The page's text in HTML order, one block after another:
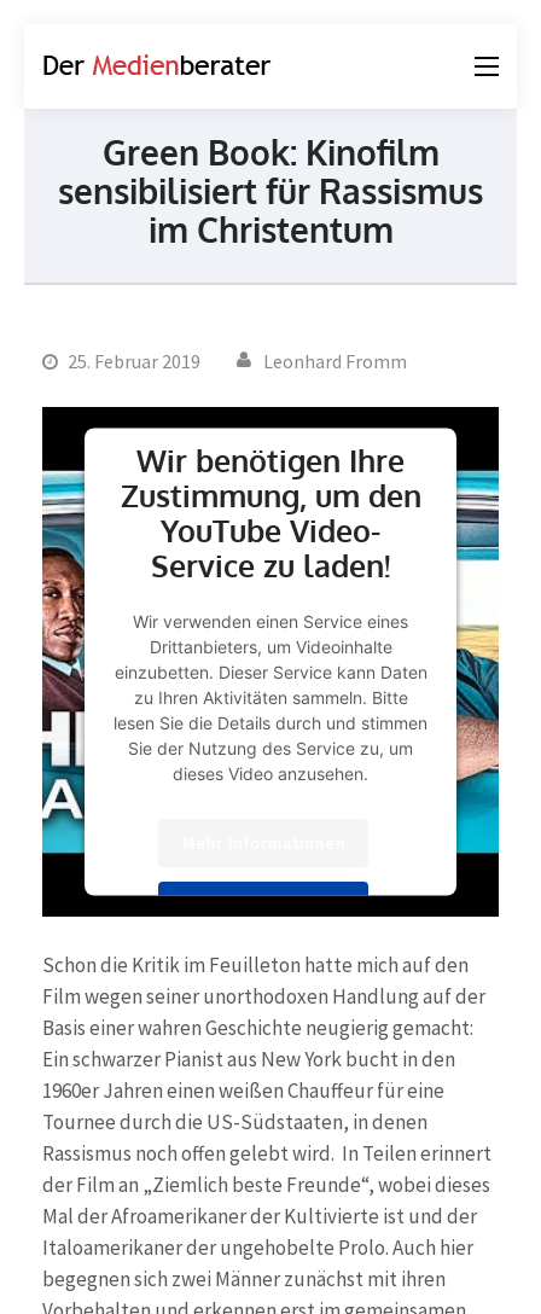
Green Book: Kinofilm
sensibilisiert für Rassismus
im Christentum
25. Februar 2019 Leonhard Fromm
Wir benötigen Ihre
Zustimmung, um den
YouTube Video-
Service zu laden!
Wir verwenden einen Service eines
Drittanbieters, um Videoinhalte
einzubetten. Dieser Service kann Daten
zu Ihren Aktivitäten sammeln. Bitte
lesen Sie die Details durch und stimmen
Sie der Nutzung des Service zu, um
dieses Video anzusehen.
Management Platform&eRecht24
Schon die Kritik im Feuilleton hatte mich auf den
Film wegen seiner unorthodoxen Handlung auf der
Basis einer wahren Geschichte neugierig gemacht:
Ein schwarzer Pianist aus New York bucht in den
1960er Jahren einen weißen Chauffeur für eine
Tournee durch die US-Südstaaten, in denen
Rassismus noch offen gelebt wird. In Teilen erinnert
der Film an „Ziemlich beste Freunde“, wobei dieses
Mal der Afroamerikaner der Kultivierte ist und der
Italoamerikaner der ungehobelte Prolo. Auch hier
begegnen sich zwei Männer zunächst mit ihren